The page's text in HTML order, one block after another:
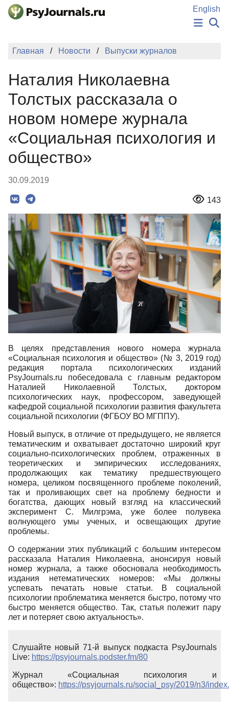
Перейти к основному содержанию
English
НОВОСТИ
ПОДАТЬ РУКОПИСЬ
КЛЮЧЕВЫЕ СЛОВА
Регистрация
Вход
Главная Новости Выпуски журналов
Наталия Николаевна
Толстых рассказала о
новом номере журнала
«Социальная психология и
общество»
30.09.2019
143
В целях представления нового номера журнала
«Социальная психология и общество» (№ 3, 2019 год)
редакция портала психологических изданий
PsyJournals.ru побеседовала с главным редактором
Наталией Николаевной Толстых, доктором
психологических наук, профессором, заведующей
кафедрой социальной психологии развития факультета
социальной психологии (ФГБОУ ВО МГППУ).
Новый выпуск, в отличие от предыдущего, не является
тематическим и охватывает достаточно широкий круг
социально-психологических проблем, отраженных в
теоретических и эмпирических исследованиях,
продолжающих как тематику предшествующего
номера, целиком посвященного проблеме поколений,
так и проливающих свет на проблему бедности и
богатства, дающих новый взгляд на классический
эксперимент С. Милгрэма, уже более полувека
волнующего умы ученых, и освещающих другие
проблемы.
О содержании этих публикаций с большим интересом
рассказала Наталия Николаевна, анонсируя новый
номер журнала, а также обосновала необходимость
издания нетематических номеров: «Мы должны
успевать печатать новые статьи. В социальной
психологии проблематика меняется быстро, потому что
быстро меняется общество. Так, статья полежит пару
лет и потеряет свою актуальность».
Слушайте новый 71-й выпуск подкаста PsyJournals
Live: https://psyjournals.podster.fm/80
Журнал «Социальная психология и
общество»: https://psyjournals.ru/social_psy/2019/n3/